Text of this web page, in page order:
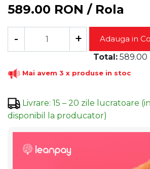
589.00 RON / Rola
- +
Adauga in
Total: 589.00
Mai avem 3 x produse in stoc
Livrare: 15 – 20 zile lucratoare
disponibil la producator)